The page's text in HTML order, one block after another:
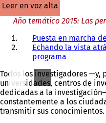
leer en voz alta
Año temático 2015: Las
Puesta en marcha
Echando la vista
programa
Todos los investigadores
universidades, centros de
dedicadas a la
constantemente a los
transmitir sus conocimientos.